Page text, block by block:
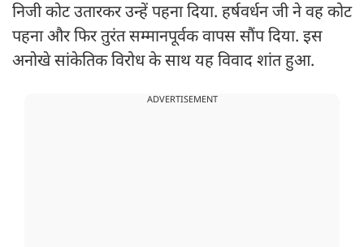
निजी कोट उतारकर उन्हें पहना दिया. हर्षवर्धन जी ने वह कोट
पहना और फिर तुरंत सम्मानपूर्वक वापस सौंप दिया. इस
अनोखे सांकेतिक विरोध के साथ यह विवाद शांत हुआ.
ADVERTISEMENT